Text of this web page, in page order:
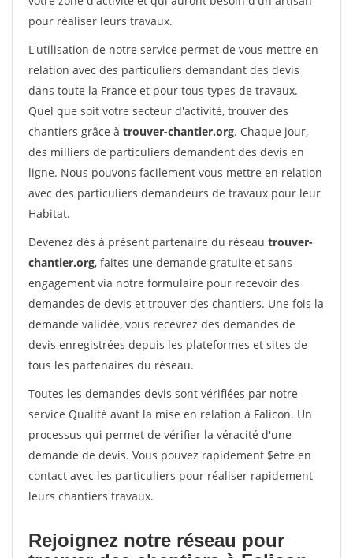
pour réaliser leurs travaux.
L'utilisation de notre service permet de vous mettre en
relation avec des particuliers demandant des devis
dans toute la France et pour tous types de travaux.
Quel que soit votre secteur d'activité, trouver des
chantiers grâce à trouver-chantier.org. Chaque jour,
des milliers de particuliers demandent des devis en
ligne. Nous pouvons facilement vous mettre en relation
avec des particuliers demandeurs de travaux pour leur
Habitat.
Devenez dès à présent partenaire du réseau trouver-
chantier.org, faites une demande gratuite et sans
engagement via notre formulaire pour recevoir des
demandes de devis et trouver des chantiers. Une fois la
demande validée, vous recevrez des demandes de
devis enregistrées depuis les plateformes et sites de
tous les partenaires du réseau.
Toutes les demandes devis sont vérifiées par notre
service Qualité avant la mise en relation à Falicon. Un
processus qui permet de vérifier la véracité d'une
demande de devis. Vous pouvez rapidement $etre en
contact avec les particuliers pour réaliser rapidement
leurs chantiers travaux.
Rejoignez notre réseau pour